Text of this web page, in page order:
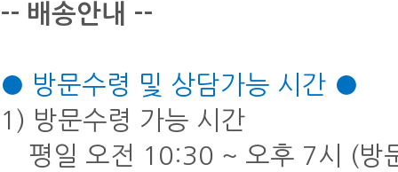
-- 배송안내 --
● 방문수령 및 상담가능 시간 ●
1) 방문수령 가능 시간
평일 오전 10:30 ~ 오후 7시 (방